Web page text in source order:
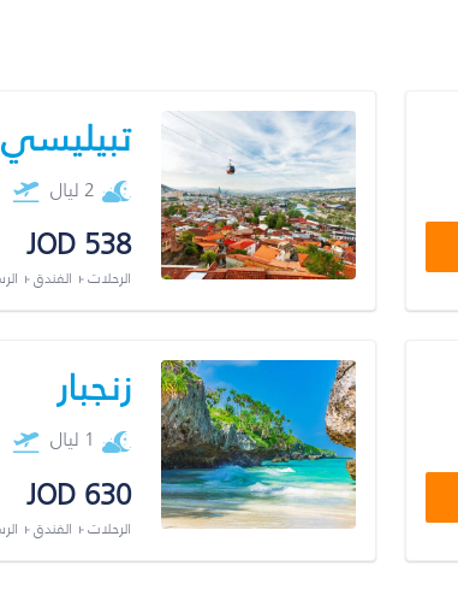
تبيليسي
2 ليال
JOD 538
الرحلات + الفندق +
زنجبار
1 ليال
JOD 630
الرحلات + الفندق +